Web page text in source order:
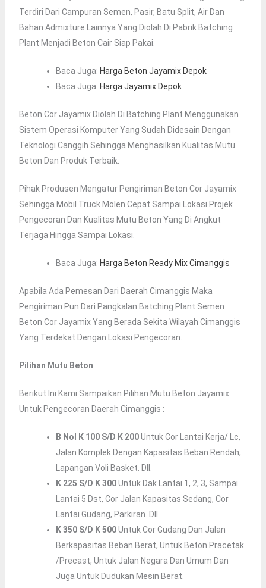
Terdiri Dari Campuran Semen, Pasir, Batu Split, Air Dan
Bahan Admixture Lainnya Yang Diolah Di Pabrik Batching
Plant Menjadi Beton Cair Siap Pakai.
Baca Juga: Harga Beton Jayamix Depok
Baca Juga: Harga Jayamix Depok
Beton Cor Jayamix Diolah Di Batching Plant Menggunakan
Sistem Operasi Komputer Yang Sudah Didesain Dengan
Teknologi Canggih Sehingga Menghasilkan Kualitas Mutu
Beton Dan Produk Terbaik.
Pihak Produsen Mengatur Pengiriman Beton Cor Jayamix
Sehingga Mobil Truck Molen Cepat Sampai Lokasi Projek
Pengecoran Dan Kualitas Mutu Beton Yang Di Angkut
Terjaga Hingga Sampai Lokasi.
Baca Juga: Harga Beton Ready Mix Cimanggis
Apabila Ada Pemesan Dari Daerah Cimanggis Maka
Pengiriman Pun Dari Pangkalan Batching Plant Semen
Beton Cor Jayamix Yang Berada Sekita Wilayah Cimanggis
Yang Terdekat Dengan Lokasi Pengecoran.
Pilihan Mutu Beton
Berikut Ini Kami Sampaikan Pilihan Mutu Beton Jayamix
Untuk Pengecoran Daerah Cimanggis :
B Nol K 100 S/d K 200Untuk Cor Lantai Kerja/ Lc,
Jalan Komplek Dengan Kapasitas Beban Rendah,
Lapangan Voli Basket. Dll.
K 225 S/d K 300Untuk Dak Lantai 1, 2, 3, Sampai
Lantai 5 Dst, Cor Jalan Kapasitas Sedang, Cor
Lantai Gudang, Parkiran. Dll
K 350 S/d K 500Untuk Cor Gudang Dan Jalan
Berkapasitas Beban Berat, Untuk Beton Pracetak
/precast, Untuk Jalan Negara Dan Umum Dan
Juga Untuk Dudukan Mesin Berat.